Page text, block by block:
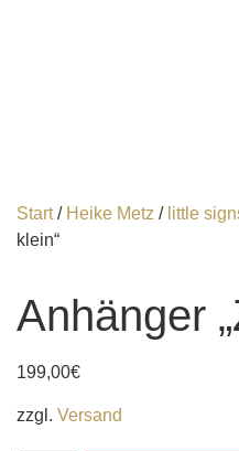
Start/ Heike Metz / little
klein“
Anhänger
199,00€
zzgl. Versand